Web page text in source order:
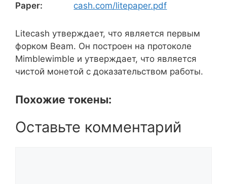
Paper:
cash.com/litepaper.pdf
Litecash утверждает, что является первым
форком Beam. Он построен на протоколе
Mimblewimble и утверждает, что является
чистой монетой с доказательством работы.
Похожие токены:
Оставьте комментарий